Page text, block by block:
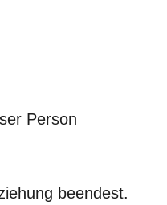
Person
beendest.